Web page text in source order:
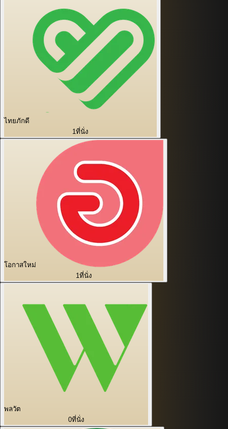
ไทยภักดี
1ที่นั่ง
โอกาสใหม่
1ที่นั่ง
พลวัต
0ที่นั่ง